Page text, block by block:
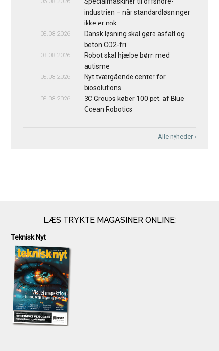
industrien – når standardløsninger
ikke er nok
03.08.2026
Dansk løsning skal gøre asfalt og
beton CO2-fri
03.08.2026
Robot skal hjælpe børn med
autisme
03.08.2026
Nyt tværgående center for
biosolutions
03.08.2026
3C Groups køber 100 pct. af Blue
Ocean Robotics
Alle nyheder ›
LÆS TRYKTE MAGASINER ONLINE:
Teknisk Nyt